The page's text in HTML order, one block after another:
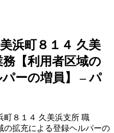
浜町８１４ 久美
【利用者区域の
ーの増員】 – パ
町８１４ 久美浜支所 職
の拡充による登録ヘルパーの